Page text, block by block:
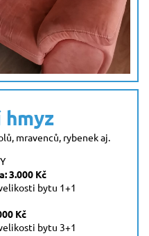
mravenců, rybenek aj.
3.000 Kč
bytu 1+1
Kč
bytu 3+1